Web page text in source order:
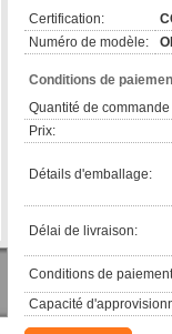
Certification:
Numéro de modèle:
Conditions de
Quantité de
Prix:
Détails d'emballage:
Délai de livraison:
Conditions de
Capacité